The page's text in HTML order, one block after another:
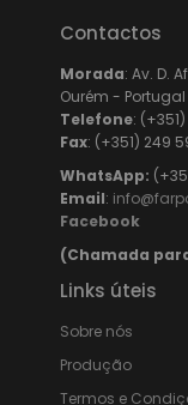
Contactos
Morada: Av. D.
Ourém - Portugal
Telefone:
Fax: (+351) 249
WhatsApp:
Email:
Facebook
(Chamada
Links úteis
Sobre nós
Produção
Termos e